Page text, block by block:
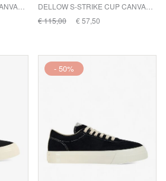
€ 115,00
€ 57,50
- 50%